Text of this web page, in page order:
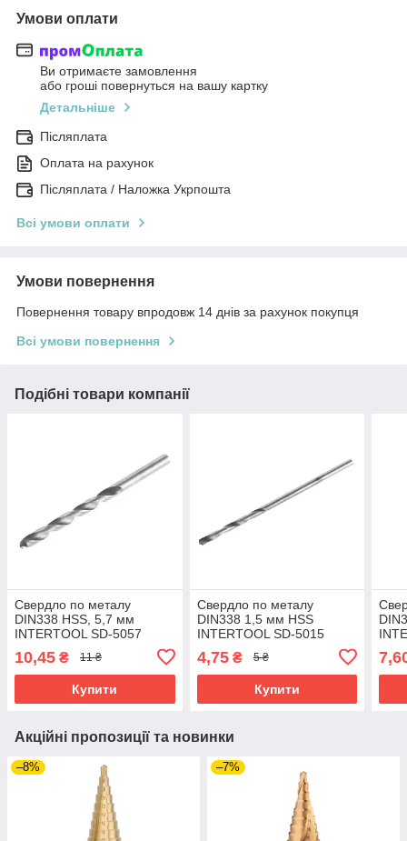
Умови оплати
Ви отримаєте замовлення
або гроші повернуться на вашу картку
Детальніше
Післяплата
Оплата на рахунок
Післяплата / Наложка Укрпошта
Всі умови оплати
Умови повернення
Повернення товару впродовж 14 днів за рахунок покупця
Всі умови повернення
Подібні товари компанії
Свердло по металу
DIN338 HSS, 5,7 мм
INTERTOOL SD-5057
10,45 ₴ 11 ₴
Купити
Свердло по металу
DIN338 1,5 мм HSS
INTERTOOL SD-5015
4,75₴ 5 ₴
Купити
Акційні пропозиції та новинки
–8% –7%